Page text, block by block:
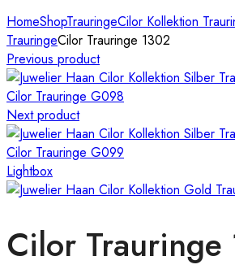
HomeShopTrauringeCilor Kollektion
TrauringeCilor Trauringe 1302
Previous product
Cilor Trauringe G098
Next product
Cilor Trauringe G099
Lightbox
Cilor Trauringe